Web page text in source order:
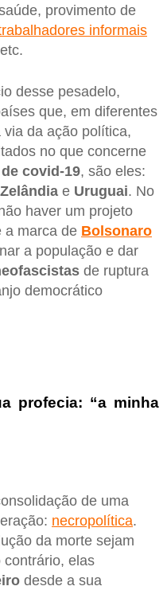
provimento de
informais
desse pesadelo,
que, em diferentes
da ação política,
no que concerne
covid-19, são eles:
e Uruguai. No
haver um projeto
a marca de Bolsonaro
a população e dar
de ruptura
democrático
profecia: “a minha
de uma
necropolítica.
da morte sejam
contrário, elas
desde a sua